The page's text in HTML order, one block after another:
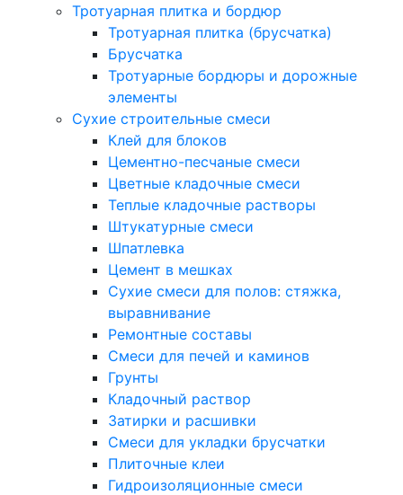
Тротуарная плитка и бордюр
Тротуарная плитка (брусчатка)
Брусчатка
Тротуарные бордюры и дорожные
элементы
Сухие строительные смеси
Клей для блоков
Цементно-песчаные смеси
Цветные кладочные смеси
Теплые кладочные растворы
Штукатурные смеси
Шпатлевка
Цемент в мешках
Сухие смеси для полов: стяжка,
выравнивание
Ремонтные составы
Смеси для печей и каминов
Грунты
Кладочный раствор
Затирки и расшивки
Смеси для укладки брусчатки
Плиточные клеи
Гидроизоляционные смеси